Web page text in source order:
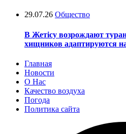
29.07.26 Общество
В Жетісу возрождают
хищников адаптируются
Главная
Новости
О Нас
Качество воздуха
Погода
Политика сайта